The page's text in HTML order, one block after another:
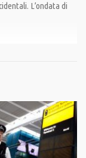
L’ondata di
,Pandora TV,